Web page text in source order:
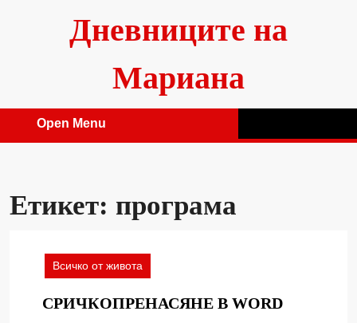
Дневниците на
Мариана
Open Menu
Етикет: програма
Всичко от живота
СРИЧКОПРЕНАСЯНЕ В WORD